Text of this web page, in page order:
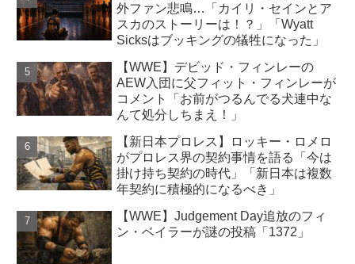
外ファン悲鳴…「カイリ・セインとア
スカのストーリーは！？」「Wyatt
Sicksはブッキングの犠牲になった」
【WWE】デビッド・フィンレーの
AEW入団に父フィット・フィンレーが
コメント「お前がつるんでる犬連中な
んて処分しちまえ！」
【新日本プロレス】ロッキー・ロメロ
がプロレス界の契約事情を語る「今は
掛け持ち契約の時代」「新日本は複数
年契約に積極的になるべき」
【WWE】Judgement Day追放のフィ
ン・ベイラーが謎の投稿「1372」